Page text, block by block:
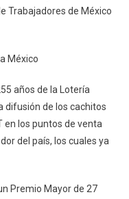
Trabajadores de México
México
años de la Lotería
difusión de los cachitos
en los puntos de venta
del país, los cuales ya
Premio Mayor de 27